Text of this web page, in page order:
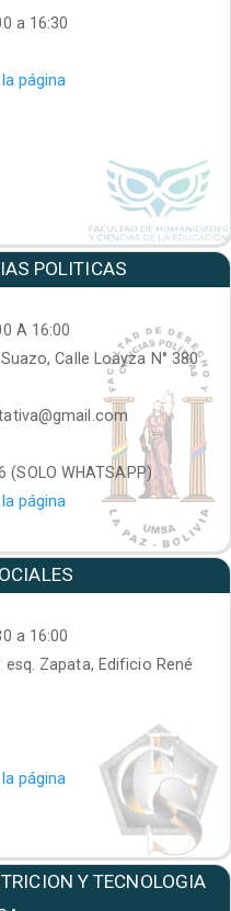
a 16:30
página
POLITICAS
A 16:00
Calle Loayza N° 380
(SOLO WHATSAPP)
página
a 16:00
Zapata, Edificio René
página
Y TECNOLOGIA